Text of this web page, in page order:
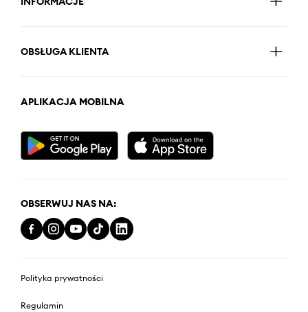
OBSŁUGA KLIENTA
APLIKACJA MOBILNA
OBSERWUJ NAS NA:
Polityka prywatności
Regulamin